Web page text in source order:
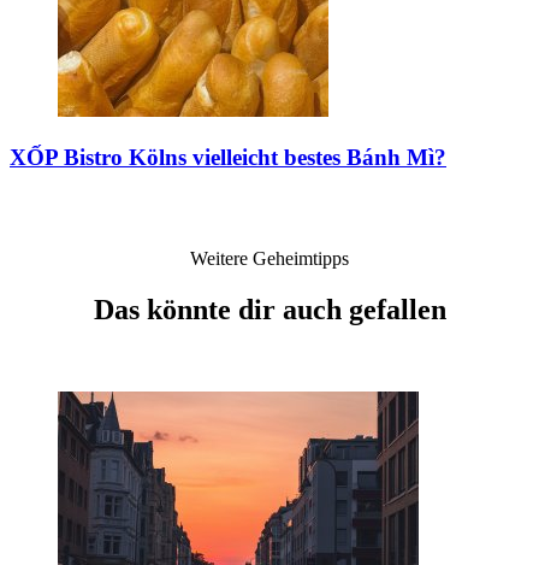
XỐP Bistro Kölns vielleicht bestes Bánh Mì?
Weitere Geheimtipps
Das könnte dir auch gefallen